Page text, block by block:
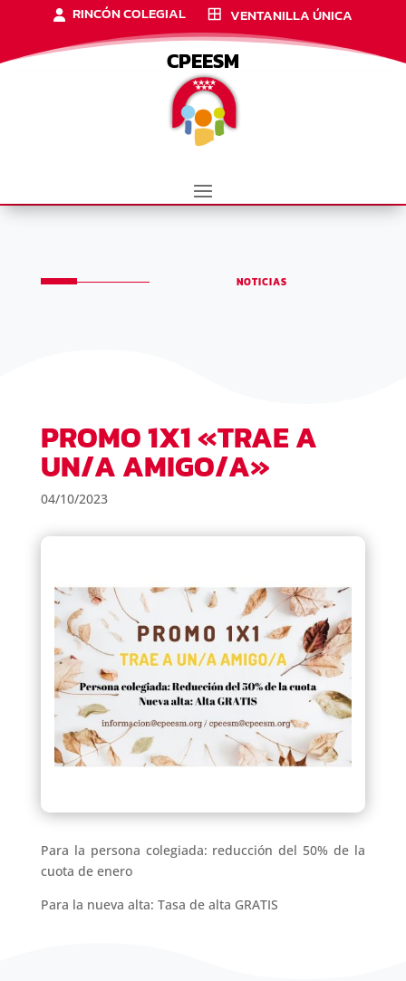
RINCÓN COLEGIAL VENTANILLA ÚNICA
CPEESM
NOTICIAS
PROMO 1X1 «TRAE A
UN/A AMIGO/A»
04/10/2023
Para la persona colegiada: reducción del 50% de la
cuota de enero
Para la nueva alta: Tasa de alta GRATIS